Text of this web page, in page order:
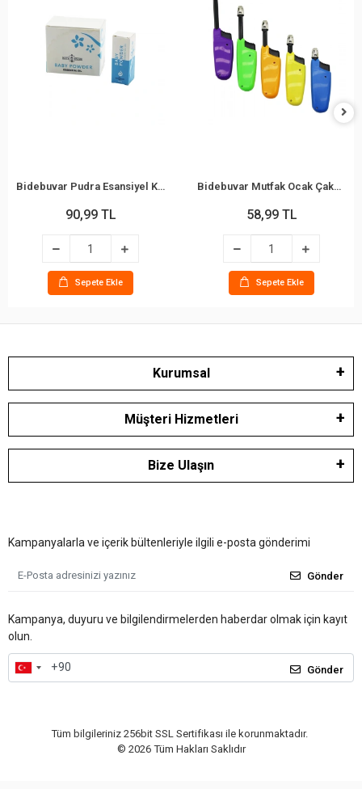
Bidebuvar Pudra Esansiyel Koku - 10 ml - Esans Yağ
90,99 TL
Sepete Ekle
Bidebuvar Mutfak Ocak Çakmağı - Teleskopik Başlık - Renkli
58,99 TL
Sepete Ekle
Kurumsal
Müşteri Hizmetleri
Bize Ulaşın
Kampanyalarla ve içerik bültenleriyle ilgili e-posta gönderimi
Gönder
Kampanya, duyuru ve bilgilendirmelerden haberdar olmak için kayıt
olun.
Gönder
Tüm bilgileriniz 256bit SSL Sertifikası ile korunmaktadır.
© 2026 Tüm Hakları Saklıdır